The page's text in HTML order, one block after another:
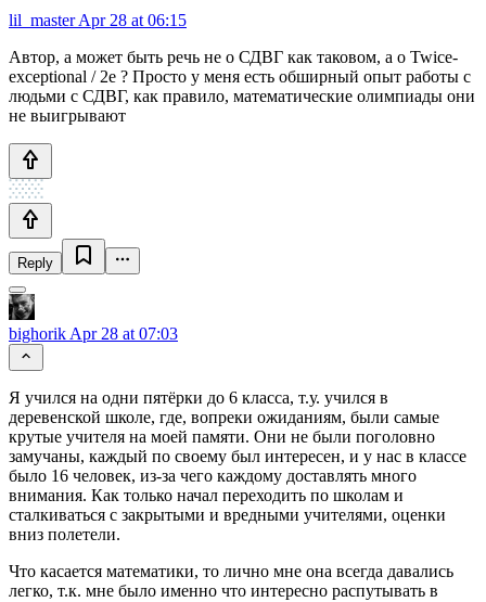
lil_masterApr 28 at 06:15
Автор, а может быть речь не о СДВГ как таковом, а о Twice-
exceptional / 2e ? Просто у меня есть обширный опыт работы с
людьми с СДВГ, как правило, математические олимпиады они
не выигрывают
Reply
bighorik Apr 28 at 07:03
Я учился на одни пятёрки до 6 класса, т.у. учился в
деревенской школе, где, вопреки ожиданиям, были самые
крутые учителя на моей памяти. Они не были поголовно
замучаны, каждый по своему был интересен, и у нас в классе
было 16 человек, из-за чего каждому доставлять много
внимания. Как только начал переходить по школам и
сталкиваться с закрытыми и вредными учителями, оценки
вниз полетели.
Что касается математики, то лично мне она всегда давались
легко, т.к. мне было именно что интересно распутывать в